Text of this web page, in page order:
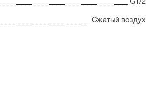
G1/2
Сжатый воздух